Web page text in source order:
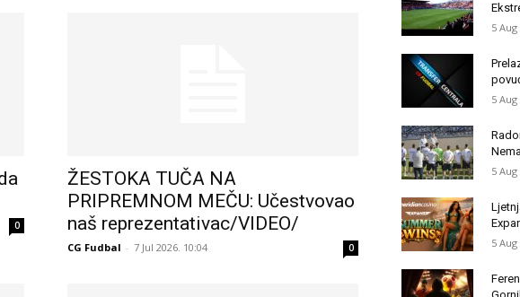
0
ŽESTOKA TUČA NA
PRIPREMNOM MEČU: Učestvovao
naš reprezentativac/VIDEO/
CG Fudbal - 7 Jul 2026. 10:04 0
5 Aug
5 Aug
5 Aug
5 Aug